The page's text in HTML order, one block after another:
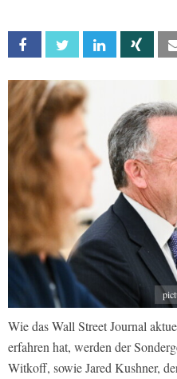
Facebook Twitter Linkedin Xing
Wie das Wall Street Journal
erfahren hat, werden der
Witkoff, sowie Jared Kushner,